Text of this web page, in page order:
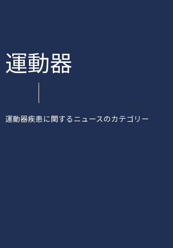
運動器
運動器疾患に関するニュースのカテゴリー